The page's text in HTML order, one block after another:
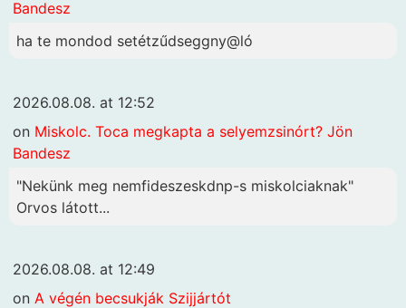
Bandesz
ha te mondod setétzűdseggny@ló
2026.08.08. at 12:52
on Miskolc. Toca megkapta a selyemzsinórt? Jön
Bandesz
"Nekünk meg nemfideszeskdnp-s miskolciaknak"
Orvos látott...
2026.08.08. at 12:49
on A végén becsukják Szijjártót